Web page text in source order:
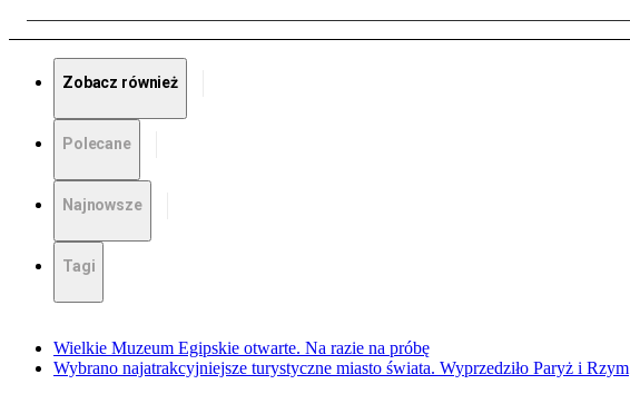
Zobacz również
Polecane
Najnowsze
Tagi
Wielkie Muzeum Egipskie otwarte. Na razie na próbę
Wybrano najatrakcyjniejsze turystyczne miasto świata. Wyprzedziło Paryż i Rzym